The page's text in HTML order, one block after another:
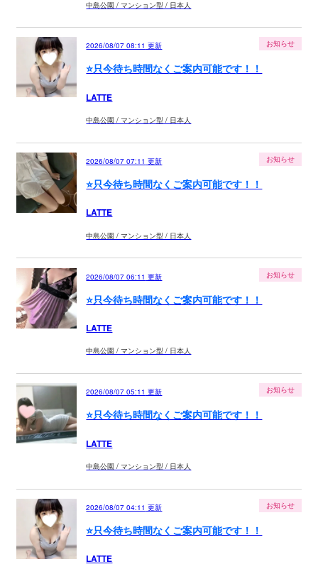
中島公園 / マンション型 / 日本人
お知らせ
2026/08/07 08:11 更新
⭐️只今待ち時間なくご案内可能です！！
LATTE
中島公園 / マンション型 / 日本人
お知らせ
2026/08/07 07:11 更新
⭐️只今待ち時間なくご案内可能です！！
LATTE
中島公園 / マンション型 / 日本人
お知らせ
2026/08/07 06:11 更新
⭐️只今待ち時間なくご案内可能です！！
LATTE
中島公園 / マンション型 / 日本人
お知らせ
2026/08/07 05:11 更新
⭐️只今待ち時間なくご案内可能です！！
LATTE
中島公園 / マンション型 / 日本人
お知らせ
2026/08/07 04:11 更新
⭐️只今待ち時間なくご案内可能です！！
LATTE